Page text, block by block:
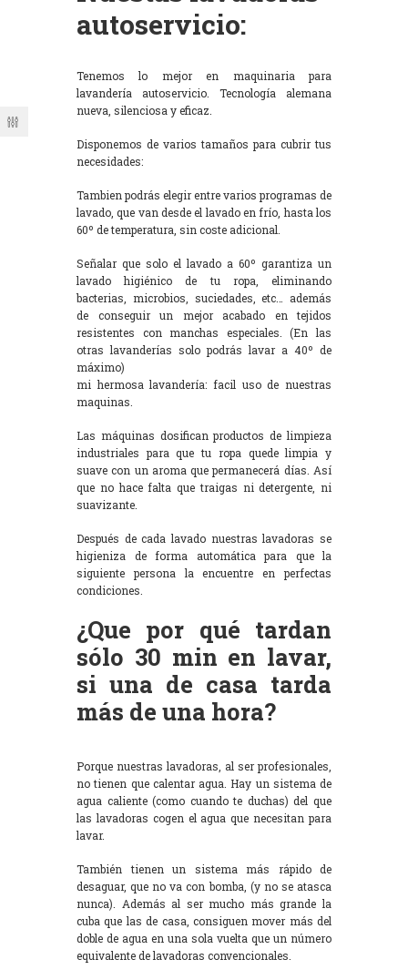
autoservicio:
Tenemos lo mejor en maquinaria para
lavandería autoservicio. Tecnología alemana
nueva, silenciosa y eficaz.
Disponemos de varios tamaños para cubrir tus
necesidades:
Tambien podrás elegir entre varios programas de
lavado, que van desde el lavado en frío, hasta los
60º de temperatura, sin coste adicional.
Señalar que solo el lavado a 60º garantiza un
lavado higiénico de tu ropa, eliminando
bacterias, microbios, suciedades, etc… además
de conseguir un mejor acabado en tejidos
resistentes con manchas especiales. (En las
otras lavanderías solo podrás lavar a 40º de
máximo)
mi hermosa lavandería: facil uso de nuestras
maquinas.
Las máquinas dosifican productos de limpieza
industriales para que tu ropa quede limpia y
suave con un aroma que permanecerá días. Así
que no hace falta que traigas ni detergente, ni
suavizante.
Después de cada lavado nuestras lavadoras se
higieniza de forma automática para que la
siguiente persona la encuentre en perfectas
condiciones.
¿Que por qué tardan
sólo 30 min en lavar,
si una de casa tarda
más de una hora?
Porque nuestras lavadoras, al ser profesionales,
no tienen que calentar agua. Hay un sistema de
agua caliente (como cuando te duchas) del que
las lavadoras cogen el agua que necesitan para
lavar.
También tienen un sistema más rápido de
desaguar, que no va con bomba, (y no se atasca
nunca). Además al ser mucho más grande la
cuba que las de casa, consiguen mover más del
doble de agua en una sola vuelta que un número
equivalente de lavadoras convencionales.